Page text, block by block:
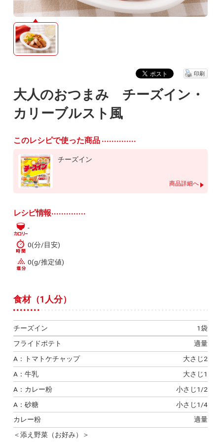
大人のおつまみ チーズイン・
カリーブルスト風
印刷
このレシピで使った商品
チーズイン
商品詳細へ
レシピ情報
-
0(分/目安)
0(g/推定値)
食材（1人分）
チーズイン
1袋
フライドポテト
適量
A：トマトケチャップ
大さじ2
A：牛乳
大さじ1
A：カレー粉
小さじ1/2
A：砂糖
小さじ1/4
カレー粉
適量
＜添え野菜（お好み）＞